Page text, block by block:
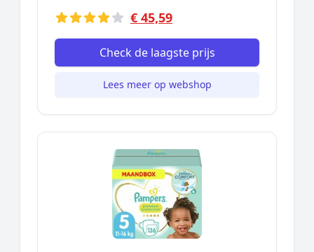
€ 45,59
Check de laagste prijs
Lees meer op webshop